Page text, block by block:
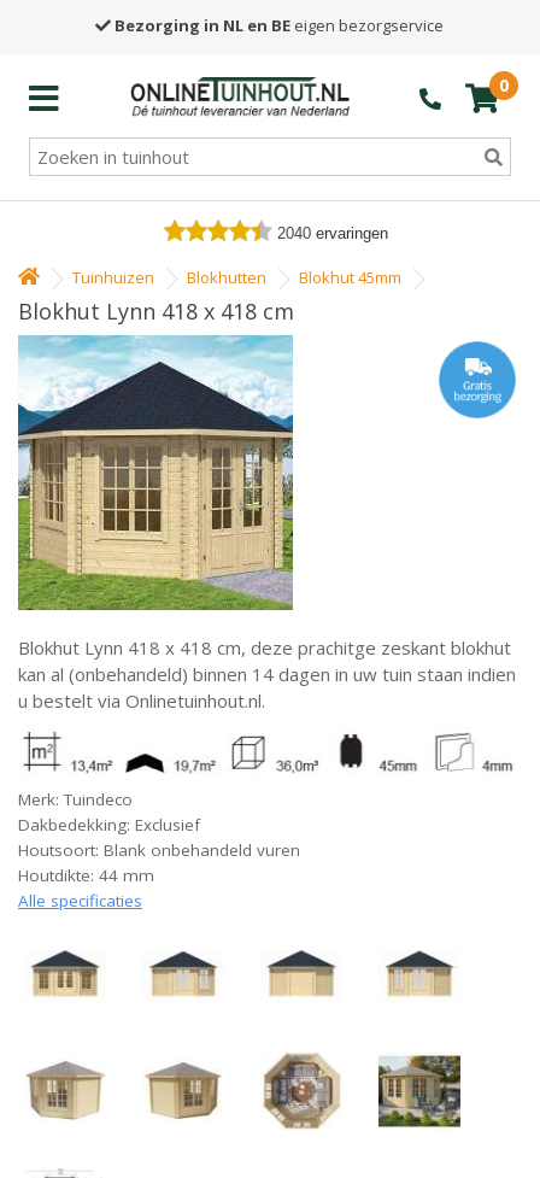
Bezorging in NL en BE eigen bezorgservice
0
2040 ervaringen
Tuinhuizen Blokhutten Blokhut 45mm
Blokhut Lynn 418 x 418 cm
Blokhut Lynn 418 x 418 cm, deze prachitge zeskant blokhut
kan al (onbehandeld) binnen 14 dagen in uw tuin staan indien
u bestelt via Onlinetuinhout.nl.
Merk: Tuindeco
Dakbedekking: Exclusief
Houtsoort: Blank onbehandeld vuren
Houtdikte: 44 mm
Alle specificaties